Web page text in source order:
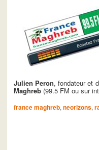
Julien Peron, fondateur et
Maghreb (99.5 FM ou sur
france maghreb, neorizons,